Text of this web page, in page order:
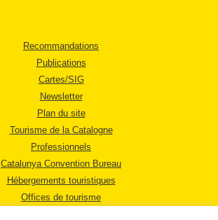
Recommandations
Publications
Cartes/SIG
Newsletter
Plan du site
Tourisme de la Catalogne
Professionnels
Catalunya Convention Bureau
Hébergements touristiques
Offices de tourisme